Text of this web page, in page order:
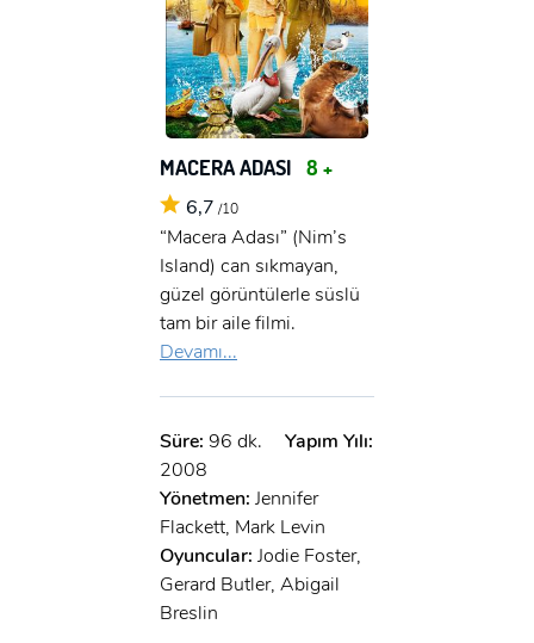
MACERA ADASI 8 +
6,7 /10
“Macera Adası” (Nim’s
Island) can sıkmayan,
güzel görüntülerle süslü
tam bir aile filmi.
Devamı...
Süre: 96 dk.
Yapım Yılı:
2008
Yönetmen: Jennifer
Flackett, Mark Levin
Oyuncular: Jodie Foster,
Gerard Butler, Abigail
Breslin